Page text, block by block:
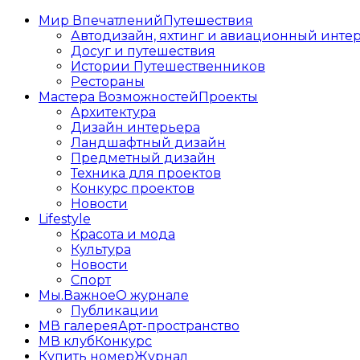
Мир Впечатлений Путешествия
Автодизайн, яхтинг и авиационный
Досуг и путешествия
Истории Путешественников
Рестораны
Мастера Возможностей Проекты
Архитектура
Дизайн интерьера
Ландшафтный дизайн
Предметный дизайн
Техника для проектов
Конкурс проектов
Новости
Lifestyle
Красота и мода
Культура
Новости
Спорт
Мы.ВажноеО журнале
Публикации
МВ галереяАрт-пространство
МВ клуб Конкурс
Купить номерЖурнал